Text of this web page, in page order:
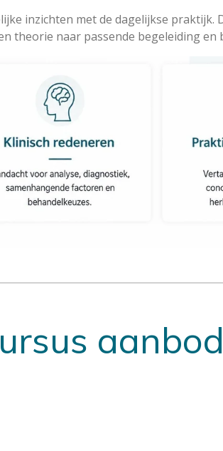
inzichten met de dagelijkse praktijk.
theorie naar passende begeleiding en